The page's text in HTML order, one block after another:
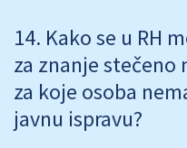
Kako se u RH
za znanje stečeno
za koje osoba
javnu ispravu?